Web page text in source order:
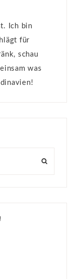
Ich bin
für
schau
was